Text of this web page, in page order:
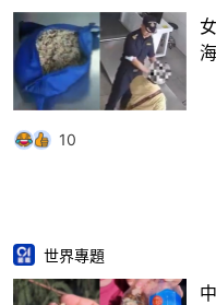
10
世界專題